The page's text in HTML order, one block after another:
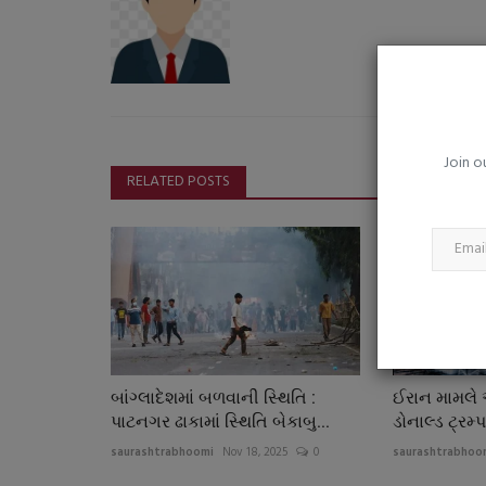
Join
RELATED POSTS
બાંગ્લાદેશમાં બળવાની સ્થિતિ :
પાટનગર ઢાકામાં સ્થિતિ બેકાબુ...
saurashtrabhoomi Nov 18, 2025 0
ઈરાન મામલે
ડોનાલ્ડ
સ્મૃતિ મંદાના પહેલી ભારતીય
પોતાની બાર્બી...
saurashtrabhoomi